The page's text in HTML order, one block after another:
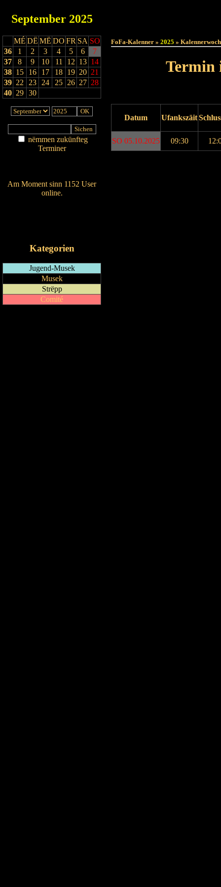
September 2025
MÉ DË MË DO FR SA SO
36
1 2 3 4 5 6
7
37
8 9 10 11 12 13 14
38 15 16 17 18 19 20 21
39 22 23 24 25 26 27 28
40 29 30
nëmmen zukünfteg
Terminer
Am Moment sinn 1152 User
online.
Kategorien
Jugend-Musek
Musek
Strëpp
Comité
FoFa-Kalenner » 2025 »
Termin
Datum Ufankszäit
SO 05.10.2025 09:30